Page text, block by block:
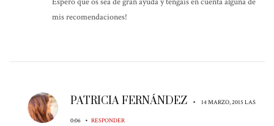
mis recomendaciones!
PATRICIA FERNÁNDEZ • 14 MARZO, 2015 LAS
0:06 • RESPONDER